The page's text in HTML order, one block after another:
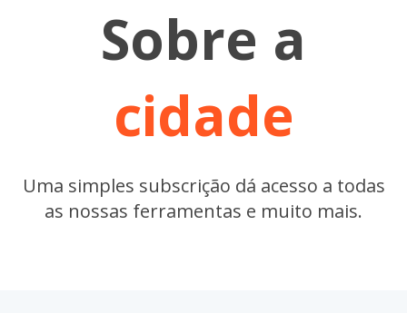
Sobre a
cidade
Uma simples subscrição dá acesso a todas
as nossas ferramentas e muito mais.